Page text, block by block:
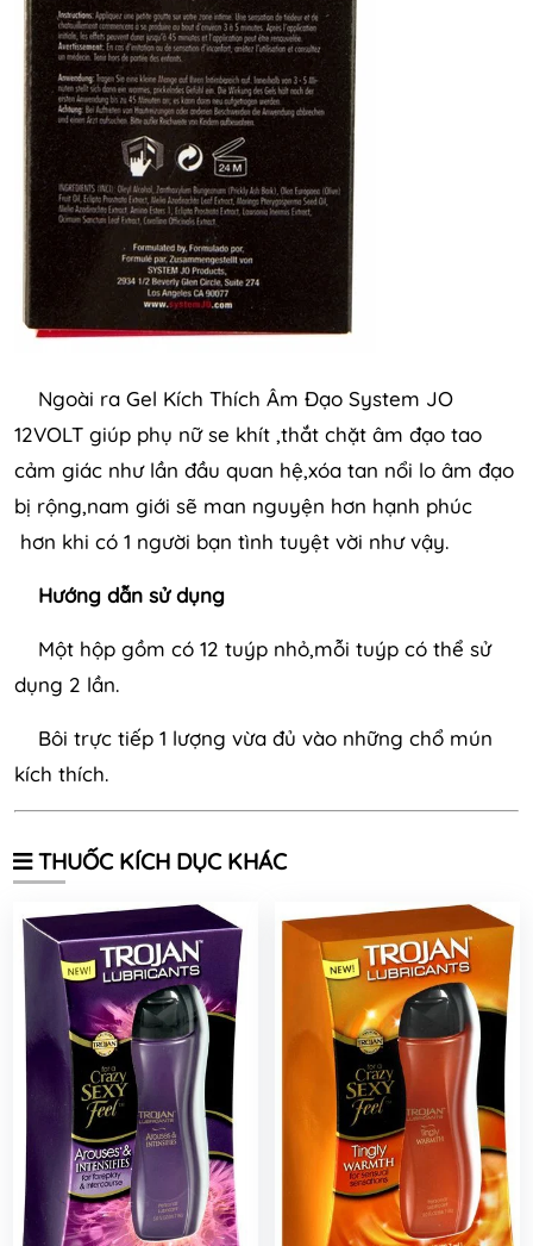
Ngoài ra Gel Kích Thích Âm Đạo System JO
12VOLT giúp phụ nữ se khít ,thắt chặt âm đạo tao
cảm giác như lần đầu quan hệ,xóa tan nổi lo âm đạo
bị rộng,nam giới sẽ man nguyện hơn hạnh phúc
hơn khi có 1 người bạn tình tuyệt vời như vậy.
Hướng dẫn sử dụng
Một hộp gồm có 12 tuýp nhỏ,mỗi tuýp có thể sử
dụng 2 lần.
Bôi trực tiếp 1 lượng vừa đủ vào những chổ mún
kích thích.
THUỐC KÍCH DỤC KHÁC